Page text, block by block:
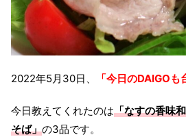
2022年5月30日、 「今日のDAIGO
今日教えてくれたのは「なすの香味
そば」の3品です。